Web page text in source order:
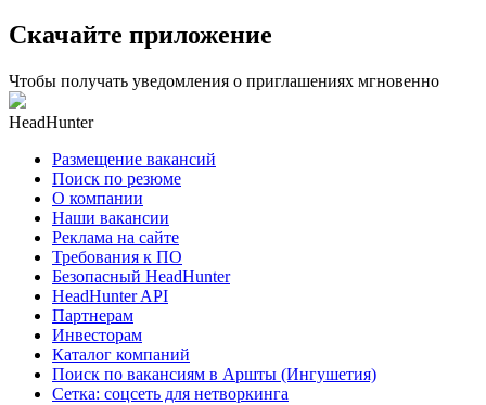
Скачайте приложение
Чтобы получать уведомления о приглашениях мгновенно
HeadHunter
Размещение вакансий
Поиск по резюме
О компании
Наши вакансии
Реклама на сайте
Требования к ПО
Безопасный HeadHunter
HeadHunter API
Партнерам
Инвесторам
Каталог компаний
Поиск по вакансиям в Аршты (Ингушетия)
Сетка: соцсеть для нетворкинга